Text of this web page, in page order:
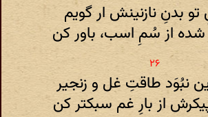
بدنِ نازنینش ار گویم
شده از سُمِ اسب، باور کن
نبُوَد طاقتِ غل و زنجیر
از بارِ غم سبکتر کن